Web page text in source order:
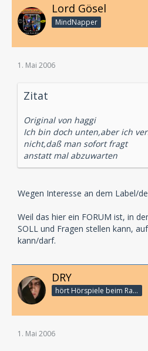
Lord Gösel
MindNapper
1. Mai 2006
Zitat
Original von haggi
Ich bin doch unten,aber ich
nicht,daß man sofort fragt
anstatt mal abzuwarten
Wegen Interesse an dem Label/
Weil das hier ein FORUM ist, in
SOLL und Fragen stellen kann,
kann/darf.
DRY
hört Hörspiele beim Rasenmähen
1. Mai 2006